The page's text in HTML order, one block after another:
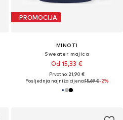
PROMOCIJA
MINOTI
Sweater majica
Od 15,33 €
Prvotno: 21,90 €
Posljednja najniža cijena:15,69 €-2%